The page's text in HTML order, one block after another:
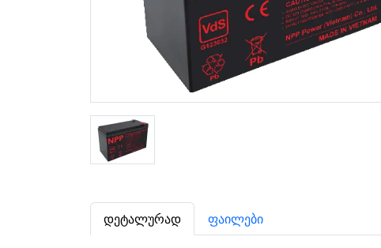
დეტალურად ფაილები